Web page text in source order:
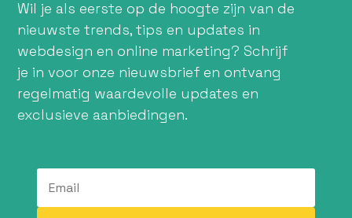
Wil je als eerste op de hoogte zijn van de
nieuwste trends, tips en updates in
webdesign en online marketing? Schrijf
je in voor onze nieuwsbrief en ontvang
regelmatig waardevolle updates en
exclusieve aanbiedingen.